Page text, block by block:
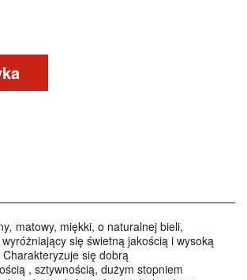
, matowy, miękki, o naturalnej bieli,
się świetną jakością i wysoką
się dobrą
, sztywnością, dużym stopniem